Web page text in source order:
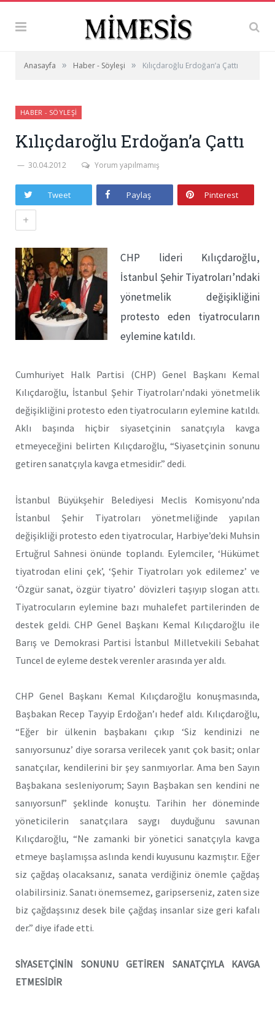
Anasayfa » Haber - Söyleşi » Kılıçdaroğlu Erdoğan’a Çattı
HABER - SÖYLEŞI
Kılıçdaroğlu Erdoğan’a Çattı
30.04.2012 Yorum yapılmamış
Tweet Paylaş Pinterest
+
CHP lideri Kılıçdaroğlu,
İstanbul Şehir Tiyatroları’ndaki
yönetmelik değişikliğini
protesto eden tiyatrocuların
eylemine katıldı.
Cumhuriyet Halk Partisi (CHP) Genel Başkanı Kemal
Kılıçdaroğlu, İstanbul Şehir Tiyatroları’ndaki yönetmelik
değişikliğini protesto eden tiyatrocuların eylemine katıldı.
Aklı başında hiçbir siyasetçinin sanatçıyla kavga
etmeyeceğini belirten Kılıçdaroğlu, “Siyasetçinin sonunu
getiren sanatçıyla kavga etmesidir.” dedi.
İstanbul Büyükşehir Belediyesi Meclis Komisyonu’nda
İstanbul Şehir Tiyatroları yönetmeliğinde yapılan
değişikliği protesto eden tiyatrocular, Harbiye’deki Muhsin
Ertuğrul Sahnesi önünde toplandı. Eylemciler, ‘Hükümet
tiyatrodan elini çek’, ‘Şehir Tiyatroları yok edilemez’ ve
‘Özgür sanat, özgür tiyatro’ dövizleri taşıyıp slogan attı.
Tiyatrocuların eylemine bazı muhalefet partilerinden de
destek geldi. CHP Genel Başkanı Kemal Kılıçdaroğlu ile
Barış ve Demokrasi Partisi İstanbul Milletvekili Sebahat
Tuncel de eyleme destek verenler arasında yer aldı.
CHP Genel Başkanı Kemal Kılıçdaroğlu konuşmasında,
Başbakan Recep Tayyip Erdoğan’ı hedef aldı. Kılıçdaroğlu,
“Eğer bir ülkenin başbakanı çıkıp ‘Siz kendinizi ne
sanıyorsunuz’ diye sorarsa verilecek yanıt çok basit; onlar
sanatçılar, kendilerini bir şey sanmıyorlar. Ama ben Sayın
Başbakana sesleniyorum; Sayın Başbakan sen kendini ne
sanıyorsun!” şeklinde konuştu. Tarihin her döneminde
yöneticilerin sanatçılara saygı duyduğunu savunan
Kılıçdaroğlu, “Ne zamanki bir yönetici sanatçıyla kavga
etmeye başlamışsa aslında kendi kuyusunu kazmıştır. Eğer
siz çağdaş olacaksanız, sanata verdiğiniz önemle çağdaş
olabilirsiniz. Sanatı önemsemez, garipserseniz, zaten size
biz çağdaşsınız desek bile çağdaş insanlar size geri kafalı
der.” diye ifade etti.
SİYASETÇİNİN SONUNU GETİREN SANATÇIYLA KAVGA
ETMESİDİR